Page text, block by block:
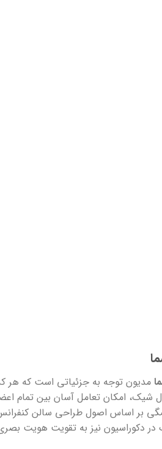
مدیون توجه به جزئیاتی است که هر
شیک، امکان تعامل آسان بین تمام
بر اساس اصول طراحی سالن
در دکوراسیون نیز به تقویت هویت